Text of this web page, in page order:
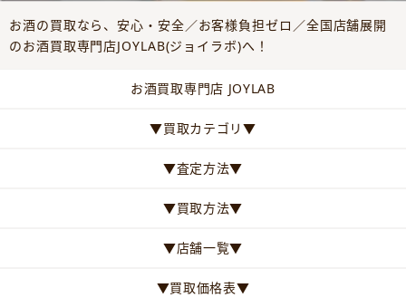
お酒の買取なら、安心・安全／お客様負担ゼロ／全国店舗展開
のお酒買取専門店JOYLAB(ジョイラボ)へ！
お酒買取専門店 JOYLAB
▼買取カテゴリ▼
▼査定方法▼
▼買取方法▼
▼店舗一覧▼
▼買取価格表▼